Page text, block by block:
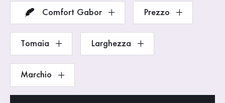
Comfort Gabor Prezzo
Tomaia Larghezza
Marchio